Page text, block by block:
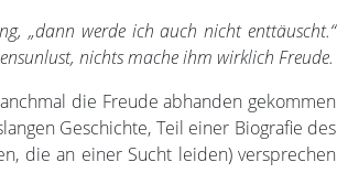
„dann werde ich auch nicht enttäuscht.“
nichts mache ihm wirklich Freude.
die Freude abhanden gekommen
Geschichte, Teil einer Biografie des
die an einer Sucht leiden) versprechen